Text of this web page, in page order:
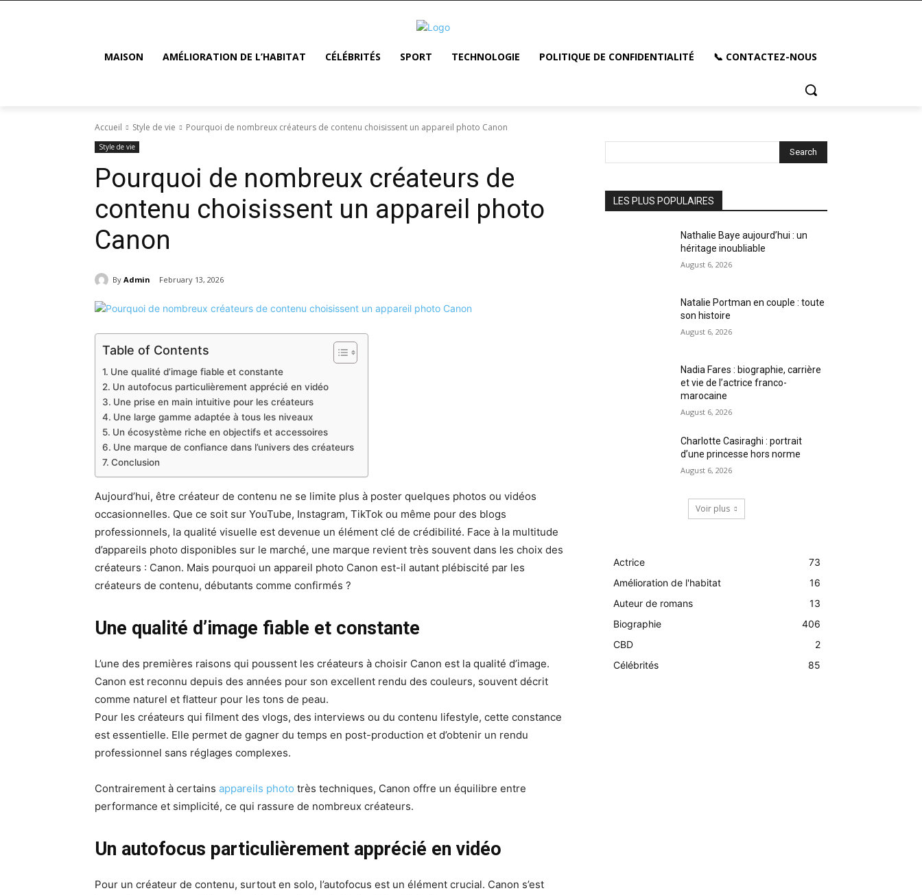
MAISON AMÉLIORATION DE L’HABITAT CÉLÉBRITÉS SPORT TECHNOLOGIE POLITIQUE DE CONFIDENTIALITÉ 📞 CONTACTEZ-NOUS
Accueil Style de vie Pourquoi de nombreux créateurs de contenu choisissent un appareil photo Canon
Style de vie
Pourquoi de nombreux créateurs de
contenu choisissent un appareil photo
Canon
By Admin February 13, 2026
Table of Contents
Une qualité d’image fiable et constante
Un autofocus particulièrement apprécié en vidéo
Une prise en main intuitive pour les créateurs
Une large gamme adaptée à tous les niveaux
Un écosystème riche en objectifs et accessoires
Une marque de confiance dans l’univers des créateurs
Conclusion
Aujourd’hui, être créateur de contenu ne se limite plus à poster quelques photos ou vidéos
occasionnelles. Que ce soit sur YouTube, Instagram, TikTok ou même pour des blogs
professionnels, la qualité visuelle est devenue un élément clé de crédibilité. Face à la multitude
d’appareils photo disponibles sur le marché, une marque revient très souvent dans les choix des
créateurs : Canon. Mais pourquoi un appareil photo Canon est-il autant plébiscité par les
créateurs de contenu, débutants comme confirmés ?
Une qualité d’image fiable et constante
L’une des premières raisons qui poussent les créateurs à choisir Canon est la qualité d’image.
Canon est reconnu depuis des années pour son excellent rendu des couleurs, souvent décrit
comme naturel et flatteur pour les tons de peau.
Pour les créateurs qui filment des vlogs, des interviews ou du contenu lifestyle, cette constance
est essentielle. Elle permet de gagner du temps en post-production et d’obtenir un rendu
professionnel sans réglages complexes.
Contrairement à certains appareils photo très techniques, Canon offre un équilibre entre
performance et simplicité, ce qui rassure de nombreux créateurs.
Un autofocus particulièrement apprécié en vidéo
Pour un créateur de contenu, surtout en solo, l’autofocus est un élément crucial. Canon s’est
Search
LES PLUS POPULAIRES
Nathalie Baye aujourd’hui : un
héritage inoubliable
August 6, 2026
Natalie Portman en couple : toute
son histoire
August 6, 2026
Nadia Fares : biographie, carrière
et vie de l’actrice franco-
marocaine
August 6, 2026
Charlotte Casiraghi : portrait
d’une princesse hors norme
August 6, 2026
Voir plus
Actrice
73
Amélioration de l'habitat
16
Auteur de romans
13
Biographie
406
CBD
2
Célébrités
85